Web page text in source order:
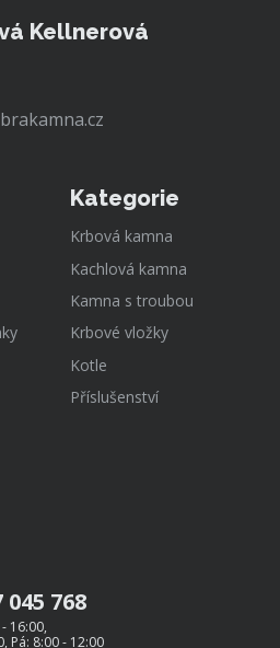
Kellnerová
Kategorie
Krbová kamna
Kachlová kamna
Kamna s troubou
Krbové vložky
Kotle
Příslušenství
045 768
16:00,
Pá: 8:00 - 12:00